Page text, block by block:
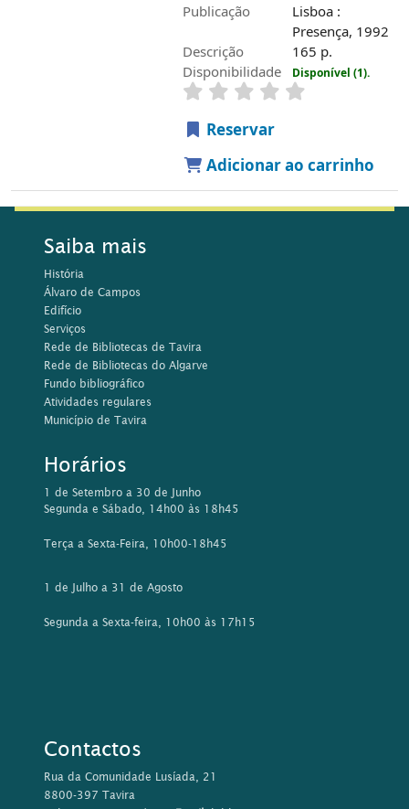
Publicação
Lisboa :
Presença, 1992
Descrição
165 p.
Disponibilidade
Disponível (1).
Reservar
Adicionar ao carrinho
Saiba mais
História
Álvaro de Campos
Edifício
Serviços
Rede de Bibliotecas de Tavira
Rede de Bibliotecas do Algarve
Fundo bibliográfico
Atividades regulares
Município de Tavira
Horários
1 de Setembro a 30 de Junho
Segunda e Sábado, 14h00 às 18h45
Terça a Sexta-Feira, 10h00-18h45
1 de Julho a 31 de Agosto
Segunda a Sexta-feira, 10h00 às 17h15
Contactos
Rua da Comunidade Lusíada, 21
8800-397 Tavira